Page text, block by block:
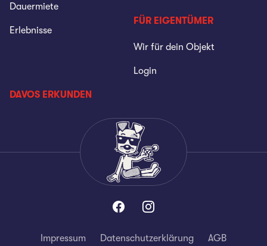
Dauermiete
Erlebnisse
FÜR EIGENTÜMER
Wir für dein Objekt
Login
DAVOS ERKUNDEN
Impressum Datenschutzerklärung AGB